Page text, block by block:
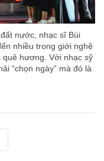
nước, nhạc sĩ Bùi
nhiều trong giới nghệ
quê hương. Với nhạc sỹ
“chọn ngày” mà đó là